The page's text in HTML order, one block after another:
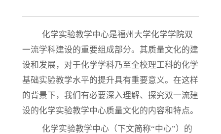
化学实验教学中心是福州大学化学学院双
一流学科建设的重要组成部分。其质量文化的建
设和发展，对于化学学科乃至全校理工科的化学
基础实验教学水平的提升具有重要意义。在这样
的背景下，我们有必要深入理解、探究双一流建
设的化学实验教学中心质量文化的内容和特点。
化学实验教学中心（下文简称“中心”）的